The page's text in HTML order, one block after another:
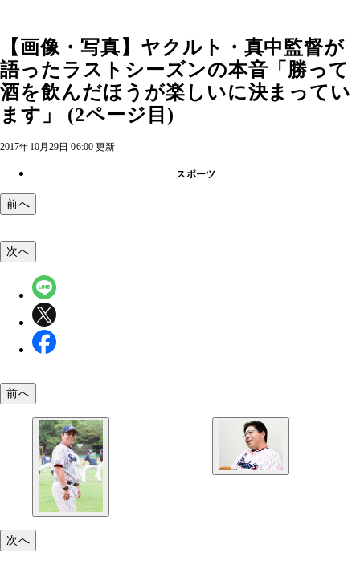
【画像・写真】ヤクルト・真中監督が
語ったラストシーズンの本音「勝って
酒を飲んだほうが楽しいに決まってい
ます」 (2ページ目)
2017年10月29日 06:00 更新
スポーツ
前へ
次へ
前へ
次へ